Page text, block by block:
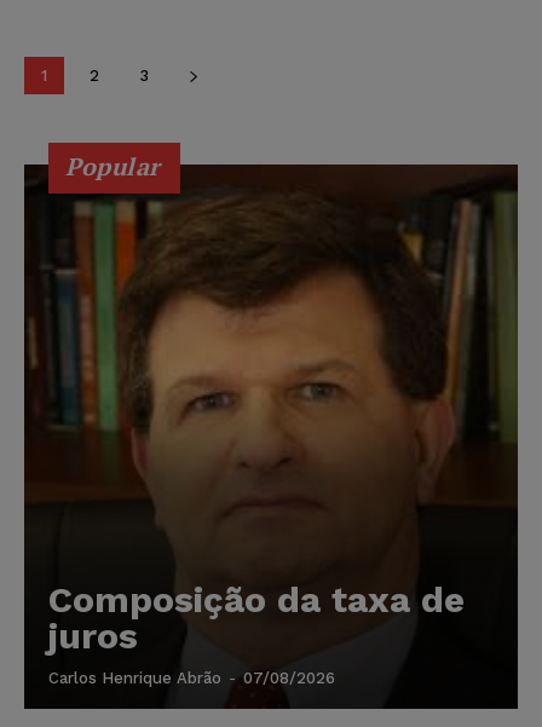
1 2 3
Popular
Composição da taxa de
juros
Carlos Henrique Abrão - 07/08/2026